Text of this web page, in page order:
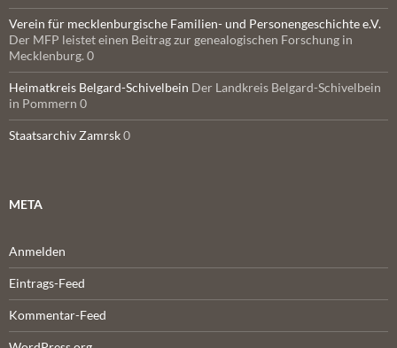
Verein für mecklenburgische Familien- und Personengeschichte e.V.
Der MFP leistet einen Beitrag zur genealogischen Forschung in
Mecklenburg. 0
Heimatkreis Belgard-Schivelbein Der Landkreis Belgard-Schivelbein
in Pommern 0
Staatsarchiv Zamrsk0
META
Anmelden
Eintrags-Feed
Kommentar-Feed